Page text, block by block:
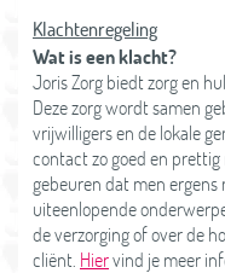
Klachtenregeling
Wat is een klacht?
Joris Zorg biedt zorg en
Deze zorg wordt samen
vrijwilligers en de lokale
contact zo goed en
gebeuren dat men ergens
uiteenlopende
de verzorging of over de
cliënt. Hiervind je meer